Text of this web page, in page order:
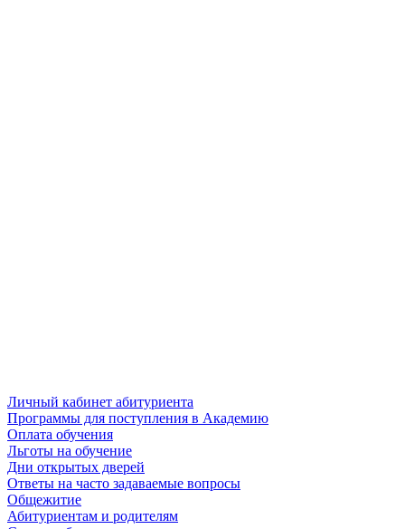
Личный кабинет абитуриента
Программы для поступления в Академию
Оплата обучения
Льготы на обучение
Дни открытых дверей
Ответы на часто задаваемые вопросы
Общежитие
Абитуриентам и родителям